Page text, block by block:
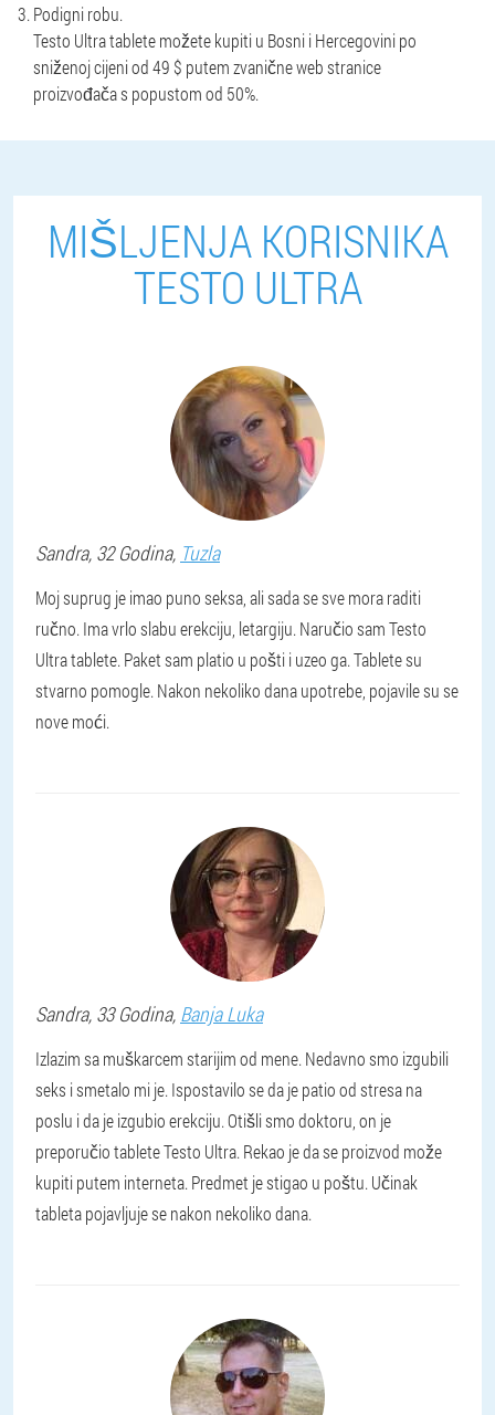
Podigni robu.
Testo Ultra tablete možete kupiti u Bosni i Hercegovini po
sniženoj cijeni od 49 $ putem zvanične web stranice
proizvođača s popustom od 50%.
MIŠLJENJA KORISNIKA
TESTO ULTRA
Sandra, 32 Godina, Tuzla
Moj suprug je imao puno seksa, ali sada se sve mora raditi
ručno. Ima vrlo slabu erekciju, letargiju. Naručio sam Testo
Ultra tablete. Paket sam platio u pošti i uzeo ga. Tablete su
stvarno pomogle. Nakon nekoliko dana upotrebe, pojavile su se
nove moći.
Sandra, 33 Godina, Banja Luka
Izlazim sa muškarcem starijim od mene. Nedavno smo izgubili
seks i smetalo mi je. Ispostavilo se da je patio od stresa na
poslu i da je izgubio erekciju. Otišli smo doktoru, on je
preporučio tablete Testo Ultra. Rekao je da se proizvod može
kupiti putem interneta. Predmet je stigao u poštu. Učinak
tableta pojavljuje se nakon nekoliko dana.